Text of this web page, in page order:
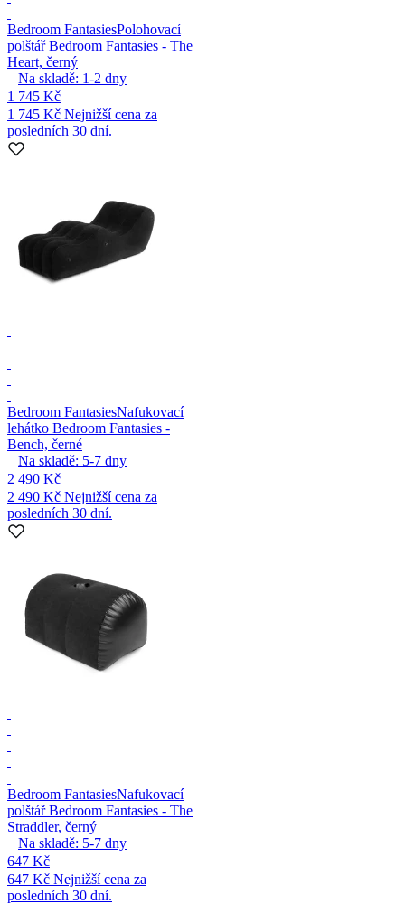
Bedroom FantasiesPolohovací
polštář Bedroom Fantasies - The
Heart, černý
Na skladě: 1-2 dny
1 745 Kč
1 745 Kč Nejnižší cena za
posledních 30 dní.
Bedroom FantasiesNafukovací
lehátko Bedroom Fantasies -
Bench, černé
Na skladě: 5-7 dny
2 490 Kč
2 490 Kč Nejnižší cena za
posledních 30 dní.
Bedroom FantasiesNafukovací
polštář Bedroom Fantasies - The
Straddler, černý
Na skladě: 5-7 dny
647 Kč
647 Kč Nejnižší cena za
posledních 30 dní.